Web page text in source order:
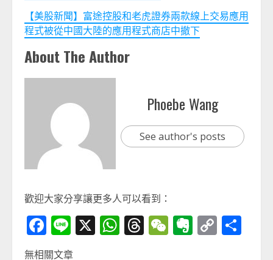
【美股新聞】富途控股和老虎證券兩款線上交易應用
程式被從中國大陸的應用程式商店中撤下
About The Author
Phoebe Wang
See author's posts
歡迎大家分享讓更多人可以看到：
Facebook
Line
X WhatsApp
Threads
WeChat
Evernote
Copy
無相關文章